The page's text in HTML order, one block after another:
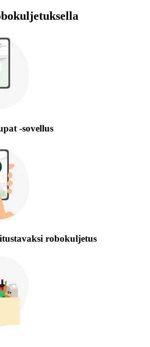
-sovellus
robokuljetus